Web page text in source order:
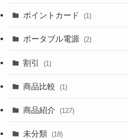
ポイントカード (1)
ポータブル電源 (2)
割引 (1)
商品比較 (1)
商品紹介 (127)
未分類 (18)